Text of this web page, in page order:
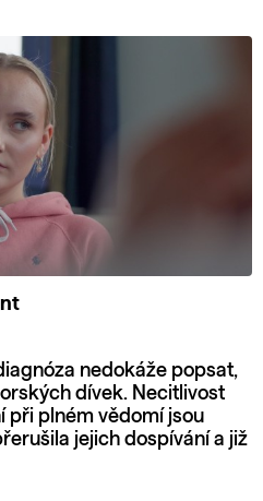
nedokáže popsat,
dívek. Necitlivost
při plném vědomí jsou
jejich dospívání a již